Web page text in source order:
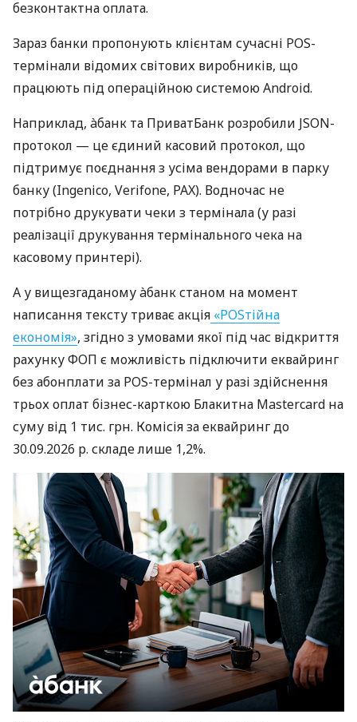
безконтактна оплата.
Зараз банки пропонують клієнтам сучасні POS-
термінали відомих світових виробників, що
працюють під операційною системою Android.
Наприклад, àбанк та ПриватБанк розробили JSON-
протокол — це єдиний касовий протокол, що
підтримує поєднання з усіма вендорами в парку
банку (Ingenico, Verifone, PAX). Водночас не
потрібно друкувати чеки з термінала (у разі
реалізації друкування термінального чека на
касовому принтері).
А у вищезгаданому àбанк станом на момент
написання тексту триває акція «POSтійна
економія», згідно з умовами якої під час відкриття
рахунку ФОП є можливість підключити еквайринг
без абонплати за POS-термінал у разі здійснення
трьох оплат бізнес-карткою Блакитна Mastercard на
суму від 1 тис. грн. Комісія за еквайринг до
30.09.2026 р. складе лише 1,2%.